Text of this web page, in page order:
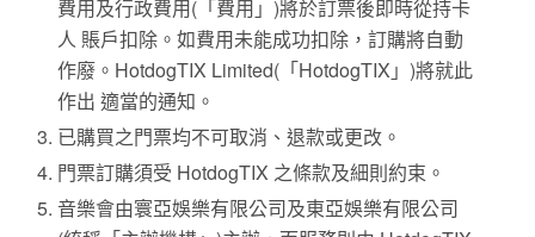
費用及行政費用(「費用」)將於訂票後即時從持卡
人 賬戶扣除。如費用未能成功扣除，訂購將自動
作廢。HotdogTIX Limited(「HotdogTIX」)將就此
作出 適當的通知。
已購買之門票均不可取消、退款或更改。
門票訂購須受 HotdogTIX 之條款及細則約束。
音樂會由寰亞娛樂有限公司及東亞娛樂有限公司